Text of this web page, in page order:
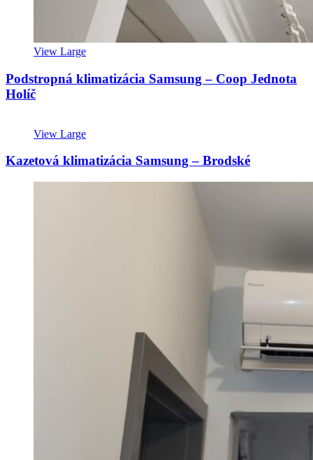
View Large
Podstropná klimatizácia Samsung – Coop Jednota
Holíč
View Large
Kazetová klimatizácia Samsung – Brodské